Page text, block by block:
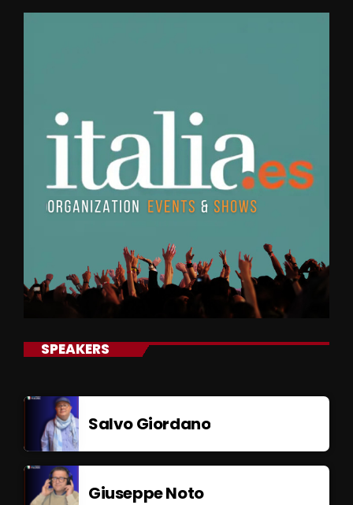
SPEAKERS
Salvo Giordano
Giuseppe Noto